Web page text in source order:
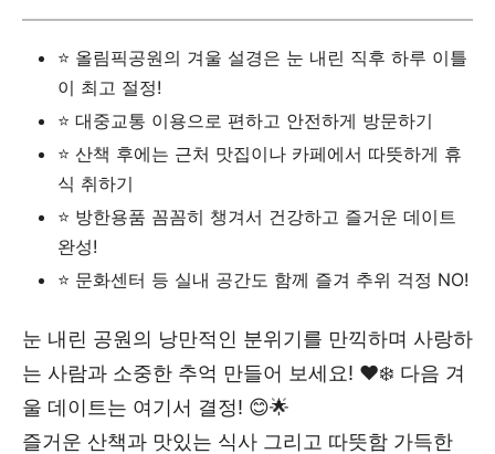
⭐ 올림픽공원의 겨울 설경은 눈 내린 직후 하루 이틀
이 최고 절정!
⭐ 대중교통 이용으로 편하고 안전하게 방문하기
⭐ 산책 후에는 근처 맛집이나 카페에서 따뜻하게 휴
식 취하기
⭐ 방한용품 꼼꼼히 챙겨서 건강하고 즐거운 데이트
완성!
⭐ 문화센터 등 실내 공간도 함께 즐겨 추위 걱정 NO!
눈 내린 공원의 낭만적인 분위기를 만끽하며 사랑하
는 사람과 소중한 추억 만들어 보세요! ❤️❄️ 다음 겨
울 데이트는 여기서 결정! 😊🌟
즐거운 산책과 맛있는 식사 그리고 따뜻함 가득한